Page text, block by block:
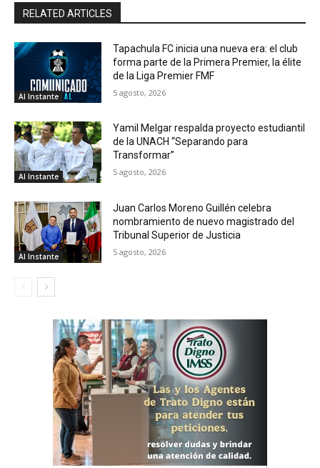
RELATED ARTICLES
Al Instante
Tapachula FC inicia una nueva era: el club
forma parte de la Primera Premier, la élite
de la Liga Premier FMF
5 agosto, 2026
Al Instante
Yamil Melgar respalda proyecto estudiantil
de la UNACH “Separando para
Transformar”
5 agosto, 2026
Al Instante
Juan Carlos Moreno Guillén celebra
nombramiento de nuevo magistrado del
Tribunal Superior de Justicia
5 agosto, 2026